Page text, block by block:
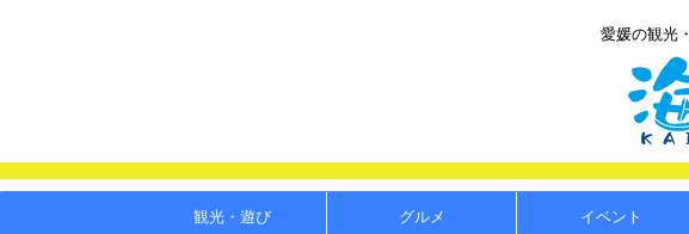
愛媛の観光
観光・遊び グルメ イベント